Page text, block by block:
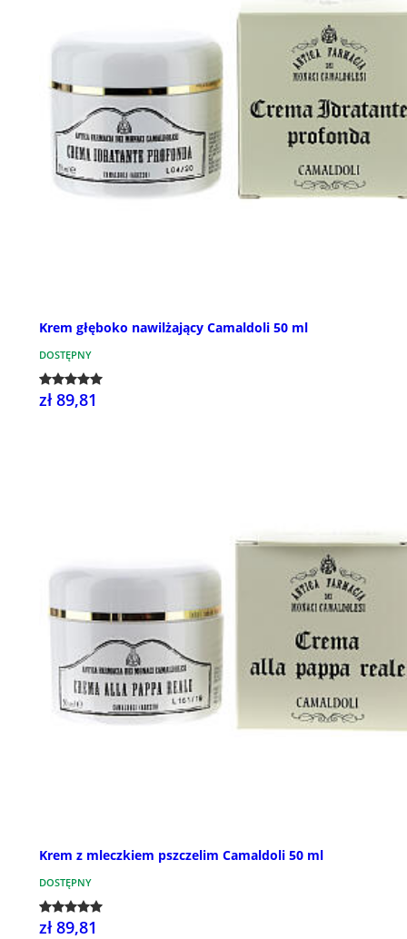
Krem głęboko nawilżający Camaldoli 50 ml
DOSTĘPNY
zł 89,81
Krem z mleczkiem pszczelim Camaldoli 50 ml
DOSTĘPNY
zł 89,81